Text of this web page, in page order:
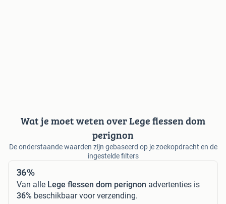
Wat je moet weten over Lege flessen dom
perignon
De onderstaande waarden zijn gebaseerd op je zoekopdracht en de
ingestelde filters
36%
Van alle Lege flessen dom perignon advertenties is
36% beschikbaar voor verzending.